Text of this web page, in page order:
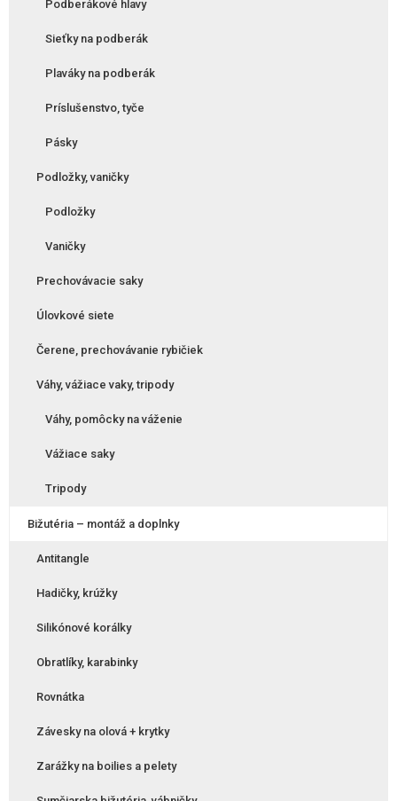
Podberákové hlavy
Sieťky na podberák
Plaváky na podberák
Príslušenstvo, tyče
Pásky
Podložky, vaničky
Podložky
Vaničky
Prechovávacie saky
Úlovkové siete
Čerene, prechovávanie rybičiek
Váhy, vážiace vaky, tripody
Váhy, pomôcky na váženie
Vážiace saky
Tripody
Bižutéria – montáž a doplnky
Antitangle
Hadičky, krúžky
Silikónové korálky
Obratlíky, karabinky
Rovnátka
Závesky na olová + krytky
Zarážky na boilies a pelety